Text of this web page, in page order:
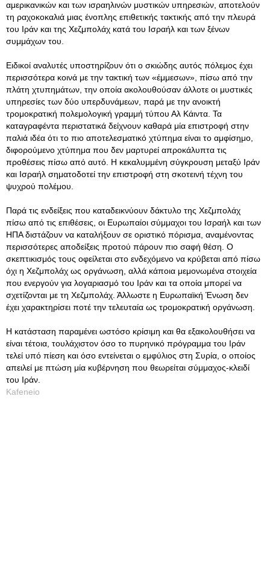
αμερικανικών και των ισραηλινών μυστικών υπηρεσιών, αποτελούν
τη ραχοκοκαλιά μιας ένοπλης επιθετικής τακτικής από την πλευρά
του Ιράν και της Χεζμπολάχ κατά του Ισραήλ και των ξένων
συμμάχων του.
Ειδικοί αναλυτές υποστηρίζουν ότι ο σκιώδης αυτός πόλεμος έχει
περισσότερα κοινά με την τακτική των «έμμεσων», πίσω από την
πλάτη χτυπημάτων, την οποία ακολουθούσαν άλλοτε οι μυστικές
υπηρεσίες των δύο υπερδυνάμεων, παρά με την ανοικτή
τρομοκρατική πολεμολογική γραμμή τύπου Αλ Κάιντα. Τα
καταγραφέντα περιστατικά δείχνουν καθαρά μία επιστροφή στην
παλιά ιδέα ότι το πιο αποτελεσματικό χτύπημα είναι το αμφίσημο,
διφορούμενο χτύπημα που δεν μαρτυρεί απροκάλυπτα τις
προθέσεις πίσω από αυτό. Η κεκαλυμμένη σύγκρουση μεταξύ Ιράν
και Ισραήλ σηματοδοτεί την επιστροφή στη σκοτεινή τέχνη του
ψυχρού πολέμου.
Παρά τις ενδείξεις που καταδεικνύουν δάκτυλο της Χεζμπολάχ
πίσω από τις επιθέσεις, οι Ευρωπαίοι σύμμαχοι του Ισραήλ και των
ΗΠΑ διστάζουν να καταλήξουν σε οριστικό πόρισμα, αναμένοντας
περισσότερες αποδείξεις προτού πάρουν πιο σαφή θέση. Ο
σκεπτικισμός τους οφείλεται στο ενδεχόμενο να κρύβεται από πίσω
όχι η Χεζμπολάχ ως οργάνωση, αλλά κάποια μεμονωμένα στοιχεία
που ενεργούν για λογαριασμό του Ιράν και τα οποία μπορεί να
σχετίζονται με τη Χεζμπολάχ. Άλλωστε η Ευρωπαϊκή Ένωση δεν
έχει χαρακτηρίσει ποτέ την τελευταία ως τρομοκρατική οργάνωση.
Η κατάσταση παραμένει ωστόσο κρίσιμη και θα εξακολουθήσει να
είναι τέτοια, τουλάχιστον όσο το πυρηνικό πρόγραμμα του Ιράν
τελεί υπό πίεση και όσο εντείνεται ο εμφύλιος στη Συρία, ο οποίος
απειλεί με πτώση μία κυβέρνηση που θεωρείται σύμμαχος-κλειδί
του Ιράν.
Kafeneio